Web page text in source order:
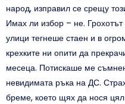
народ, изправил се срещу
Имах ли избор – не. Грохотът
улици тегнеше стаен и в
крехките ни опити да
месеца. Потискаше ме
невидимата ръка на ДС.
бреме, което щях да нося